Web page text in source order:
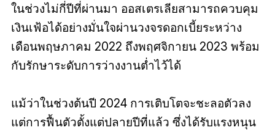
ในช่วงไม่กี่ปีที่ผ่านมา ออสเตรเลียสามารถควบคุม
เงินเฟ้อได้อย่างมั่นใจผ่านวงจรดอกเบี้ยระหว่าง
เดือนพฤษภาคม 2022 ถึงพฤศจิกายน 2023 พร้อม
กับรักษาระดับการว่างงานต่ำไว้ได้
แม้ว่าในช่วงต้นปี 2024 การเติบโตจะชะลอตัวลง
แต่การฟื้นตัวตั้งแต่ปลายปีที่แล้ว ซึ่งได้รับแรงหนุน